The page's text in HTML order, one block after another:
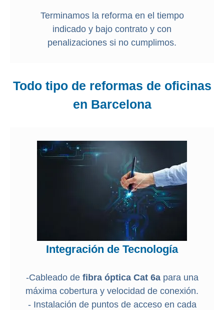
Terminamos la reforma en el tiempo
indicado y bajo contrato y con
penalizaciones si no cumplimos.
Todo tipo de reformas de oficinas
en Barcelona
Integración de Tecnología
-Cableado defibra óptica Cat 6apara una
máxima cobertura y velocidad de conexión.
- Instalación de puntos de acceso en cada